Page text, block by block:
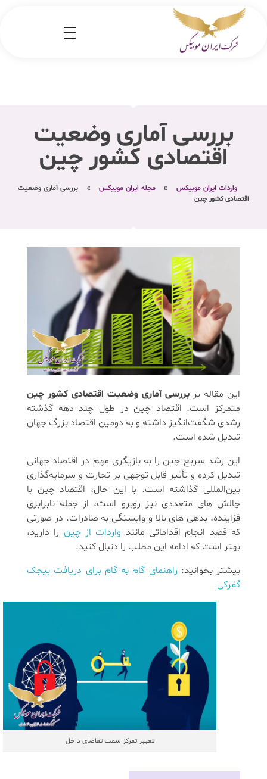
بررسی آماری وضعیت
اقتصادی کشور چین
واردات ایران موبیکس » مجله ایران موبیکس »
بررسی آماری وضعیت
اقتصادی کشور چین
این مقاله بر بررسی آماری وضعیت اقتصادی کشور چین
متمرکز است. اقتصاد چین در طول چند دهه گذشته
رشدی شگفت‌انگیز داشته و به دومین اقتصاد بزرگ جهان
تبدیل شده است.
این رشد سریع چین را به بازیگری مهم در اقتصاد جهانی
تبدیل کرده و تأثیر قابل توجهی بر تجارت و سرمایه‌گذاری
بین‌المللی گذاشته است. با این حال، اقتصاد چین با
چالش‌ های متعددی نیز روبرو است، از جمله نابرابری
فزاینده، بدهی ‌های بالا و وابستگی به صادرات. در صورتی
که قصد انجام اقداماتی مانند واردات از چین را دارید،
بهتر است که ادامه این مطلب را دنبال کنید.
بیشتر بخوانید: راهنمای گام به گام برای دریافت بیجک
گمرکی
تغییر تمرکز سمت تقاضای داخل